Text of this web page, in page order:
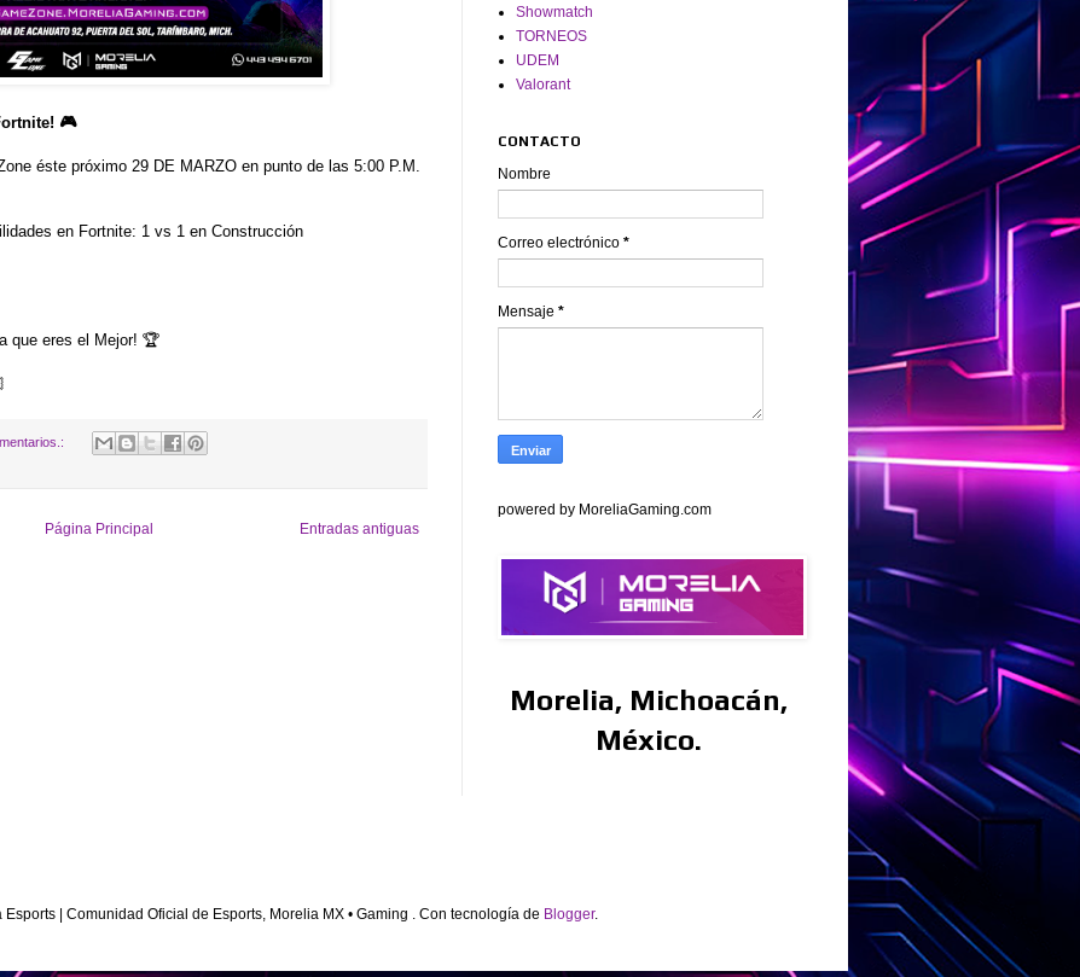
🎮
éste próximo 29 DE MARZO en punto de las 5:00 P.M.
en Fortnite: 1 vs 1 en Construcción
que eres el Mejor! 🏆
Entradas antiguas
Página Principal
Showmatch
TORNEOS
UDEM
Valorant
CONTACTO
Nombre
Correo electrónico *
Mensaje *
powered by MoreliaGaming.com
Morelia, Michoacán,
México.
| Comunidad Oficial de Esports, Morelia MX • Gaming . Con tecnología de Blogger.